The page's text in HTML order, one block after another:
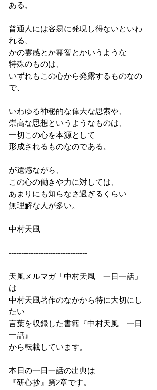
ある。
普通人には容易に発現し得ないといわ
れる、
かの霊感とか霊智とかいうような
特殊のものは、
いずれもこの心から発露するものなの
で、
いわゆる神秘的な偉大な思索や、
崇高な思想というようなものは、
一切この心を本源として
形成されるものなのである。
が遺憾ながら、
この心の働きや力に対しては、
あまりにも知らなさ過ぎるくらい
無理解な人が多い。
中村天風
--------------------------------
天風メルマガ「中村天風　一日一話」
は
中村天風著作のなかから特に大切にし
たい
言葉を収録した書籍『中村天風　一日
一話』
から転載しています。
本日の一日一話の出典は
『研心抄』第2章です。